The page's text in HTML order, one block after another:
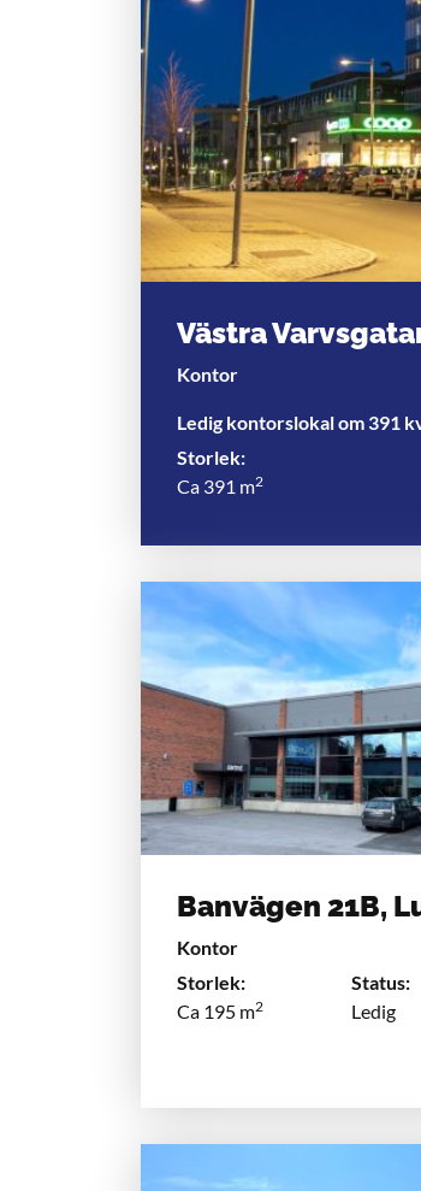
Västra
Kontor
Ledig kontorslokal om 391
Storlek:
Ca 391 m2
Banvägen 21B,
Kontor
Storlek:
Status:
Ca 195 m2 Ledig